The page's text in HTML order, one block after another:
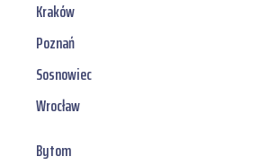
Kraków
Poznań
Sosnowiec
Wrocław
Bytom